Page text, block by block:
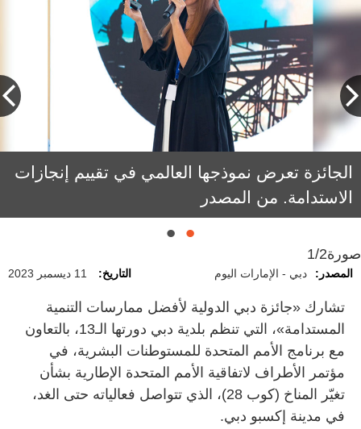
الجائزة تعرض نموذجها العالمي في تقييم إنجازات
الاستدامة. من المصدر
صورة1/2
المصدر: دبي - الإمارات اليوم التاريخ: 11 ديسمبر 2023
تشارك «جائزة دبي الدولية لأفضل ممارسات التنمية
المستدامة»، التي تنظم بلدية دبي دورتها الـ13، بالتعاون
مع برنامج الأمم المتحدة للمستوطنات البشرية، في
مؤتمر الأطراف لاتفاقية الأمم المتحدة الإطارية بشأن
تغيّر المناخ (كوب 28)، الذي تتواصل فعالياته حتى الغد،
في مدينة إكسبو دبي.